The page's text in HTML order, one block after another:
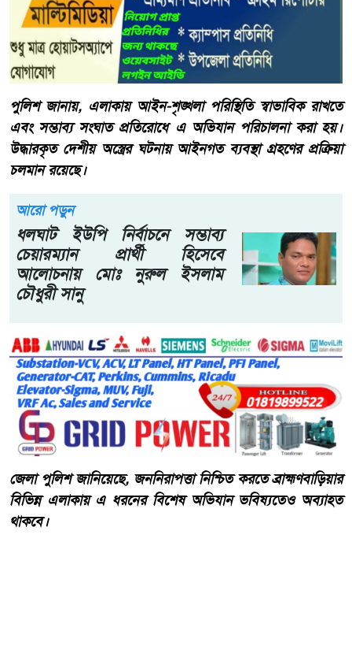
পুলিশ জানায়, এলাকায় আইন-শৃঙ্খলা পরিস্থিতি স্বাভাবিক রাখতে
এবং সম্ভাব্য সংঘাত প্রতিরোধে এ অভিযান পরিচালনা করা হয়।
উদ্ধারকৃত দেশীয় অস্ত্রের ঘটনায় আইনগত ব্যবস্থা গ্রহণের প্রক্রিয়া
চলমান রয়েছে।
আরো পড়ুন
ধলঘাট ইউপি নির্বাচনে সম্ভাব্য
চেয়ারম্যান প্রার্থী হিসেবে
আলোচনায় মোঃ নুরুল ইসলাম
চৌধুরী সানু
জেলা পুলিশ জানিয়েছে, জননিরাপত্তা নিশ্চিত করতে ব্রাহ্মণবাড়িয়ার
বিভিন্ন এলাকায় এ ধরনের বিশেষ অভিযান ভবিষ্যতেও অব্যাহত
থাকবে।